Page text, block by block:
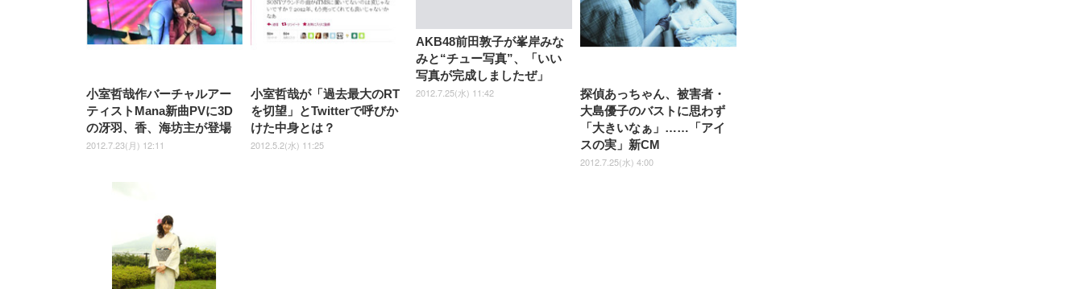
小室哲哉作バーチャルアー
ティストMana新曲PVに3D
の冴羽、香、海坊主が登場
2012.7.23(月) 12:11
小室哲哉が「過去最大のRT
を切望」とTwitterで呼びか
けた中身とは？
2012.5.2(水) 11:25
AKB48前田敦子が峯岸みな
みと“チュー写真”、「いい
写真が完成しましたぜ」
2012.7.25(水) 11:42
探偵あっちゃん、被害者・
大島優子のバストに思わず
「大きいなぁ」……「アイ
スの実」新CM
2012.7.25(水) 4:00